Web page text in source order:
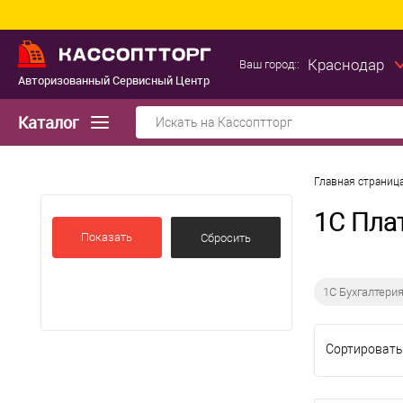
Авторизованный Сервисный Центр
Ваш город:: Краснодар
Каталог
Показать
Главная
1С
1С Бухгалтерия